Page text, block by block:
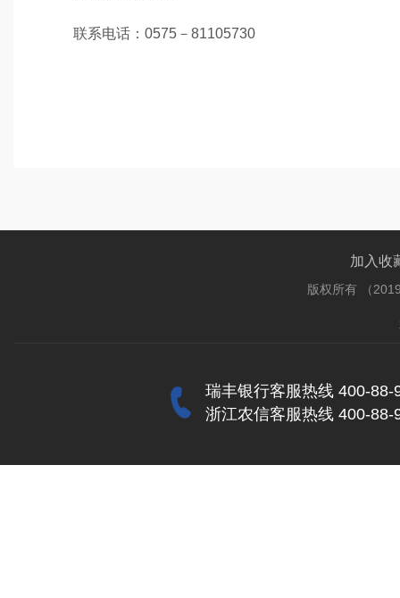
联系电话：0575－81105730
加入收
版权所有 （
瑞丰银行客服热线 400-88-
浙江农信客服热线 400-88-